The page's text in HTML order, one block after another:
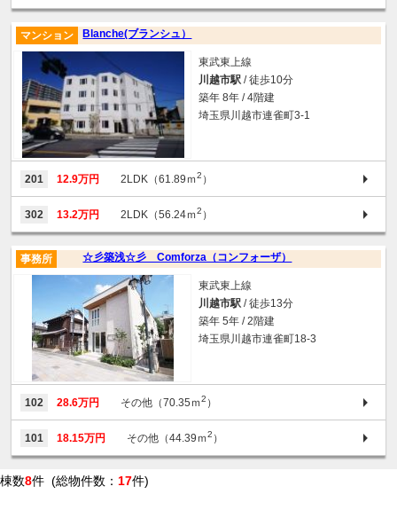
Blanche(ブランシュ）
マンション
東武東上線
川越市駅 / 徒歩10分
築年 8年 / 4階建
埼玉県川越市連雀町3-1
201 12.9万円 2LDK（61.89ｍ2 ）
302 13.2万円 2LDK（56.24ｍ2 ）
☆彡築浅☆彡 Comforza（コンフォーザ）
事務所
東武東上線
川越市駅 / 徒歩13分
築年 5年 / 2階建
埼玉県川越市連雀町18-3
102 28.6万円 その他（70.35ｍ2 ）
101 18.15万円 その他（44.39ｍ2 ）
棟数8件 (総物件数： 17件)